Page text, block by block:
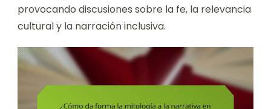
provocando discusiones sobre la fe, la relevancia
cultural y la narración inclusiva.